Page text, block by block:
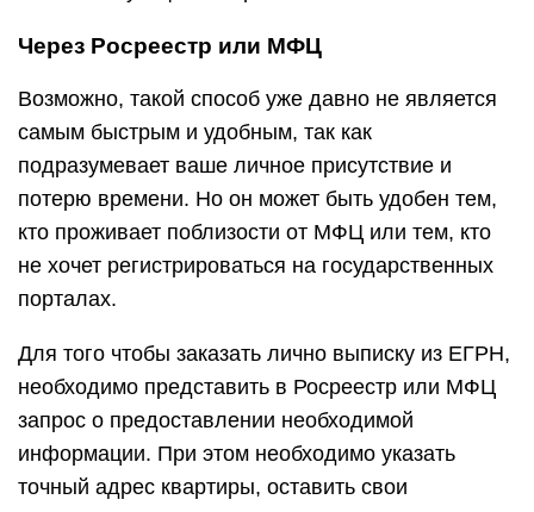
Через Росреестр или МФЦ
Возможно, такой способ уже давно не является
самым быстрым и удобным, так как
подразумевает ваше личное присутствие и
потерю времени. Но он может быть удобен тем,
кто проживает поблизости от МФЦ или тем, кто
не хочет регистрироваться на государственных
порталах.
Для того чтобы заказать лично выписку из ЕГРН,
необходимо представить в Росреестр или МФЦ
запрос о предоставлении необходимой
информации. При этом необходимо указать
точный адрес квартиры, оставить свои